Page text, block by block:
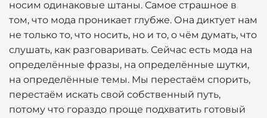
носим одинаковые штаны. Самое страшное в
том, что мода проникает глубже. Она диктует нам
не только то, что носить, но и то, о чём думать, что
слушать, как разговаривать. Сейчас есть мода на
определённые фразы, на определённые шутки,
на определённые темы. Мы перестаём спорить,
перестаём искать свой собственный путь,
потому что гораздо проще подхватить готовый